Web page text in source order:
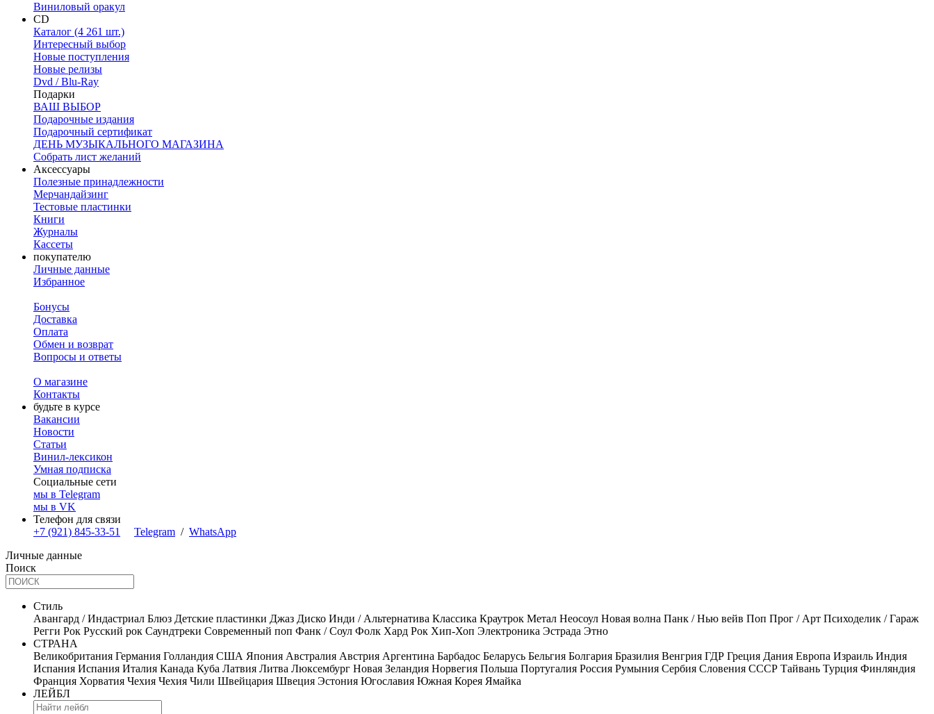
Виниловый оракул
CD
Каталог (4 261 шт.)
Интересный выбор
Новые поступления
Новые релизы
Dvd / Blu-Ray
Подарки
ВАШ ВЫБОР
Подарочные издания
Подарочный сертификат
ДЕНЬ МУЗЫКАЛЬНОГО МАГАЗИНА
Собрать лист желаний
Аксессуары
Полезные принадлежности
Мерчандайзинг
Тестовые пластинки
Книги
Журналы
Кассеты
покупателю
Личные данные
Избранное
Бонусы
Доставка
Оплата
Обмен и возврат
Вопросы и ответы
О магазине
Контакты
будьте в курсе
Вакансии
Новости
Статьи
Винил-лексикон
Умная подписка
Социальные сети
мы в Telegram
мы в VK
Телефон для связи
+7 (921) 845-33-51
Telegram / WhatsApp
Личные данные
Поиск
Стиль
Авангард / Индастриал Блюз Детские пластинки Джаз Диско Инди / Альтернатива Классика Краутрок Метал Неосоул Новая волна Панк / Нью вейв Поп Прог / Арт Психоделик / Гараж
Регги Рок Русский рок Саундтреки Современный поп Фанк / Соул Фолк Хард Рок Хип-Хоп Электроника Эстрада Этно
СТРАНА
Великобритания Германия Голландия США Япония Австралия Австрия Аргентина Барбадос Беларусь Бельгия Болгария Бразилия Венгрия ГДР Греция Дания Европа Израиль Индия
Испания Испания Италия Канада Куба Латвия Литва Люксембург Новая Зеландия Норвегия Польша Португалия Россия Румыния Сербия Словения СССР Тайвань Турция Финляндия
Франция Хорватия Чехия Чехия Чили Швейцария Швеция Эстония Югославия Южная Корея Ямайка
ЛЕЙБЛ